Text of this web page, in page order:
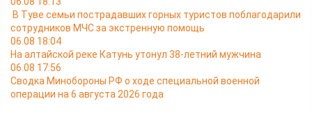
В Туве семьи пострадавших горных туристов поблагодарили
сотрудников МЧС за экстренную помощь
06.08 18:04
На алтайской реке Катунь утонул 38-летний мужчина
06.08 17:56
Сводка Минобороны РФ о ходе специальной военной
операции на 6 августа 2026 года